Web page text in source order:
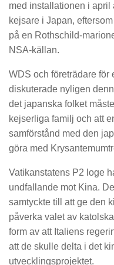
med installationen i april
kejsare i Japan,
på en Rothschild-
NSA-källan.
WDS och företrädare för
diskuterade nyligen
det japanska folket
kejserliga familj och att
samförstånd med den
göra med
Vatikanstatens P2 loge
undfallande mot Kina.
samtyckte till att ge den
påverka valet av
form av att Italiens
att de skulle delta i det
utvecklingsprojektet.